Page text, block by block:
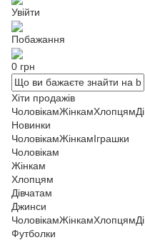
Увійти
Побажання
0 грн
Хіти продажів
ЧоловікамЖінкамХлопцям
Новинки
ЧоловікамЖінкамІграшки
Чоловікам
Жінкам
Хлопцям
Дівчатам
Джинси
ЧоловікамЖінкамХлопцям
Футболки